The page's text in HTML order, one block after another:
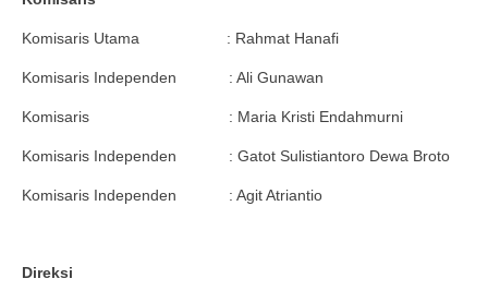
Komisaris Utama : Rahmat Hanafi
Komisaris Independen : Ali Gunawan
Komisaris : Maria Kristi Endahmurni
Komisaris Independen : Gatot Sulistiantoro Dewa Broto
Komisaris Independen : Agit Atriantio
Direksi